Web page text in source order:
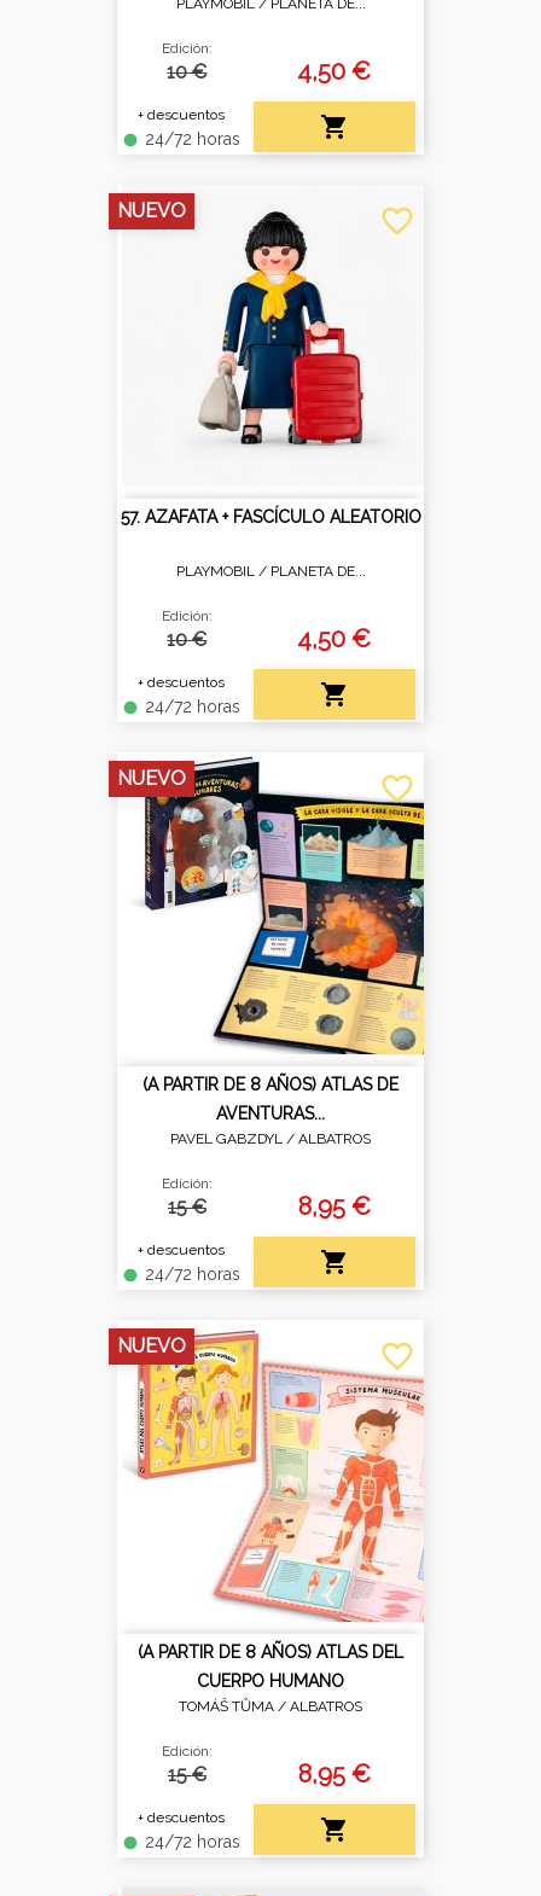
PLAYMOBIL / PLANETA DE...
Edición:
10 €
+ descuentos
fiber_manual_record 24/72 horas
4,50 €

57. AZAFATA + FASCÍCULO ALEATORIO
PLAYMOBIL / PLANETA DE...
Edición:
10 €
+ descuentos
fiber_manual_record 24/72 horas
4,50 €

favorite_border
NUEVO
(A PARTIR DE 8 AÑOS) ATLAS DE
AVENTURAS...
PAVEL GABZDYL / ALBATROS
Edición:
15 €
+ descuentos
fiber_manual_record 24/72 horas
8,95 €

favorite_border
NUEVO
(A PARTIR DE 8 AÑOS) ATLAS DEL
CUERPO HUMANO
TOMÁŠ TŮMA / ALBATROS
Edición:
15 €
+ descuentos
fiber_manual_record 24/72 horas
8,95 €

favorite_border
NUEVO